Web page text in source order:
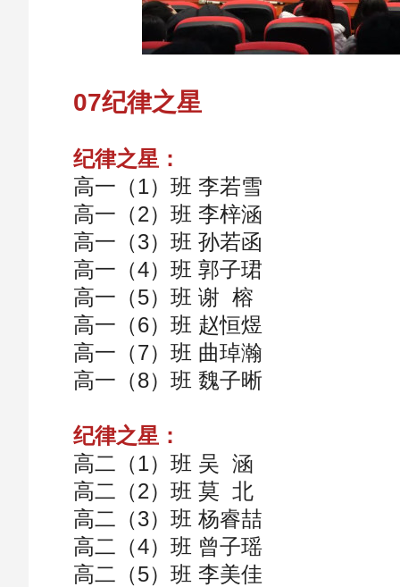
07纪律之星
纪律之星：
高一（1）班 李若雪
高一（2）班 李梓涵
高一（3）班 孙若函
高一（4）班 郭子珺
高一（5）班 谢 榕
高一（6）班 赵恒煜
高一（7）班 曲琸瀚
高一（8）班 魏子晰
纪律之星：
高二（1）班 吴 涵
高二（2）班 莫 北
高二（3）班 杨睿喆
高二（4）班 曾子瑶
高二（5）班 李美佳